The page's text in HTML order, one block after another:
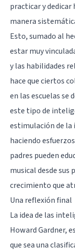
practicar y dedicar
manera
Esto, sumado al
estar muy
y las habilidades
hace que ciertos
en las escuelas se
este tipo de
estimulación de la
haciendo
padres pueden
musical desde sus
crecimiento que
Una reflexión final
La idea de las
Howard Gardner,
que sea una